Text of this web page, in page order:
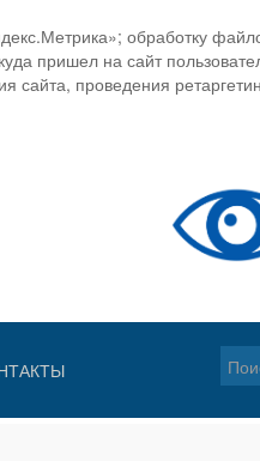
обработку
пришел на сайт
проведения